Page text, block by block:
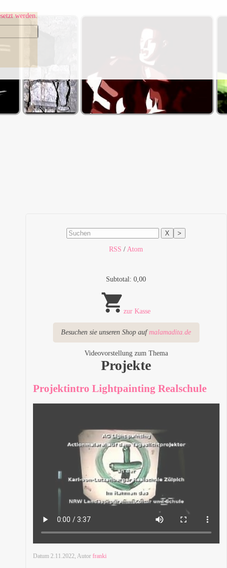
werden.
X >
RSS /Atom
Subtotal: 0,00
zur Kasse
Besuchen sie unseren Shop aufmalamadita.de
Videovorstellung zum Thema
Projekte
Projektintro Lightpainting Realschule
Datum 2.11.2022, Autor franki